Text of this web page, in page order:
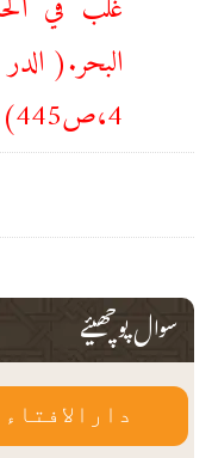
البحر.(
4،ص445) فقط واللہ تعالیٰ اعلم
سوال پوچھیئے